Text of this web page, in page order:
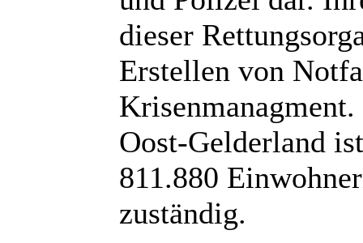
dieser
Erstellen von
Oost-Gelderland
811.880
zuständig.